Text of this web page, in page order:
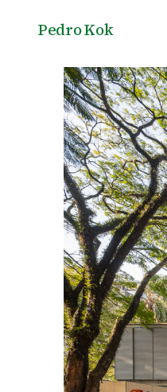
Pedro Kok